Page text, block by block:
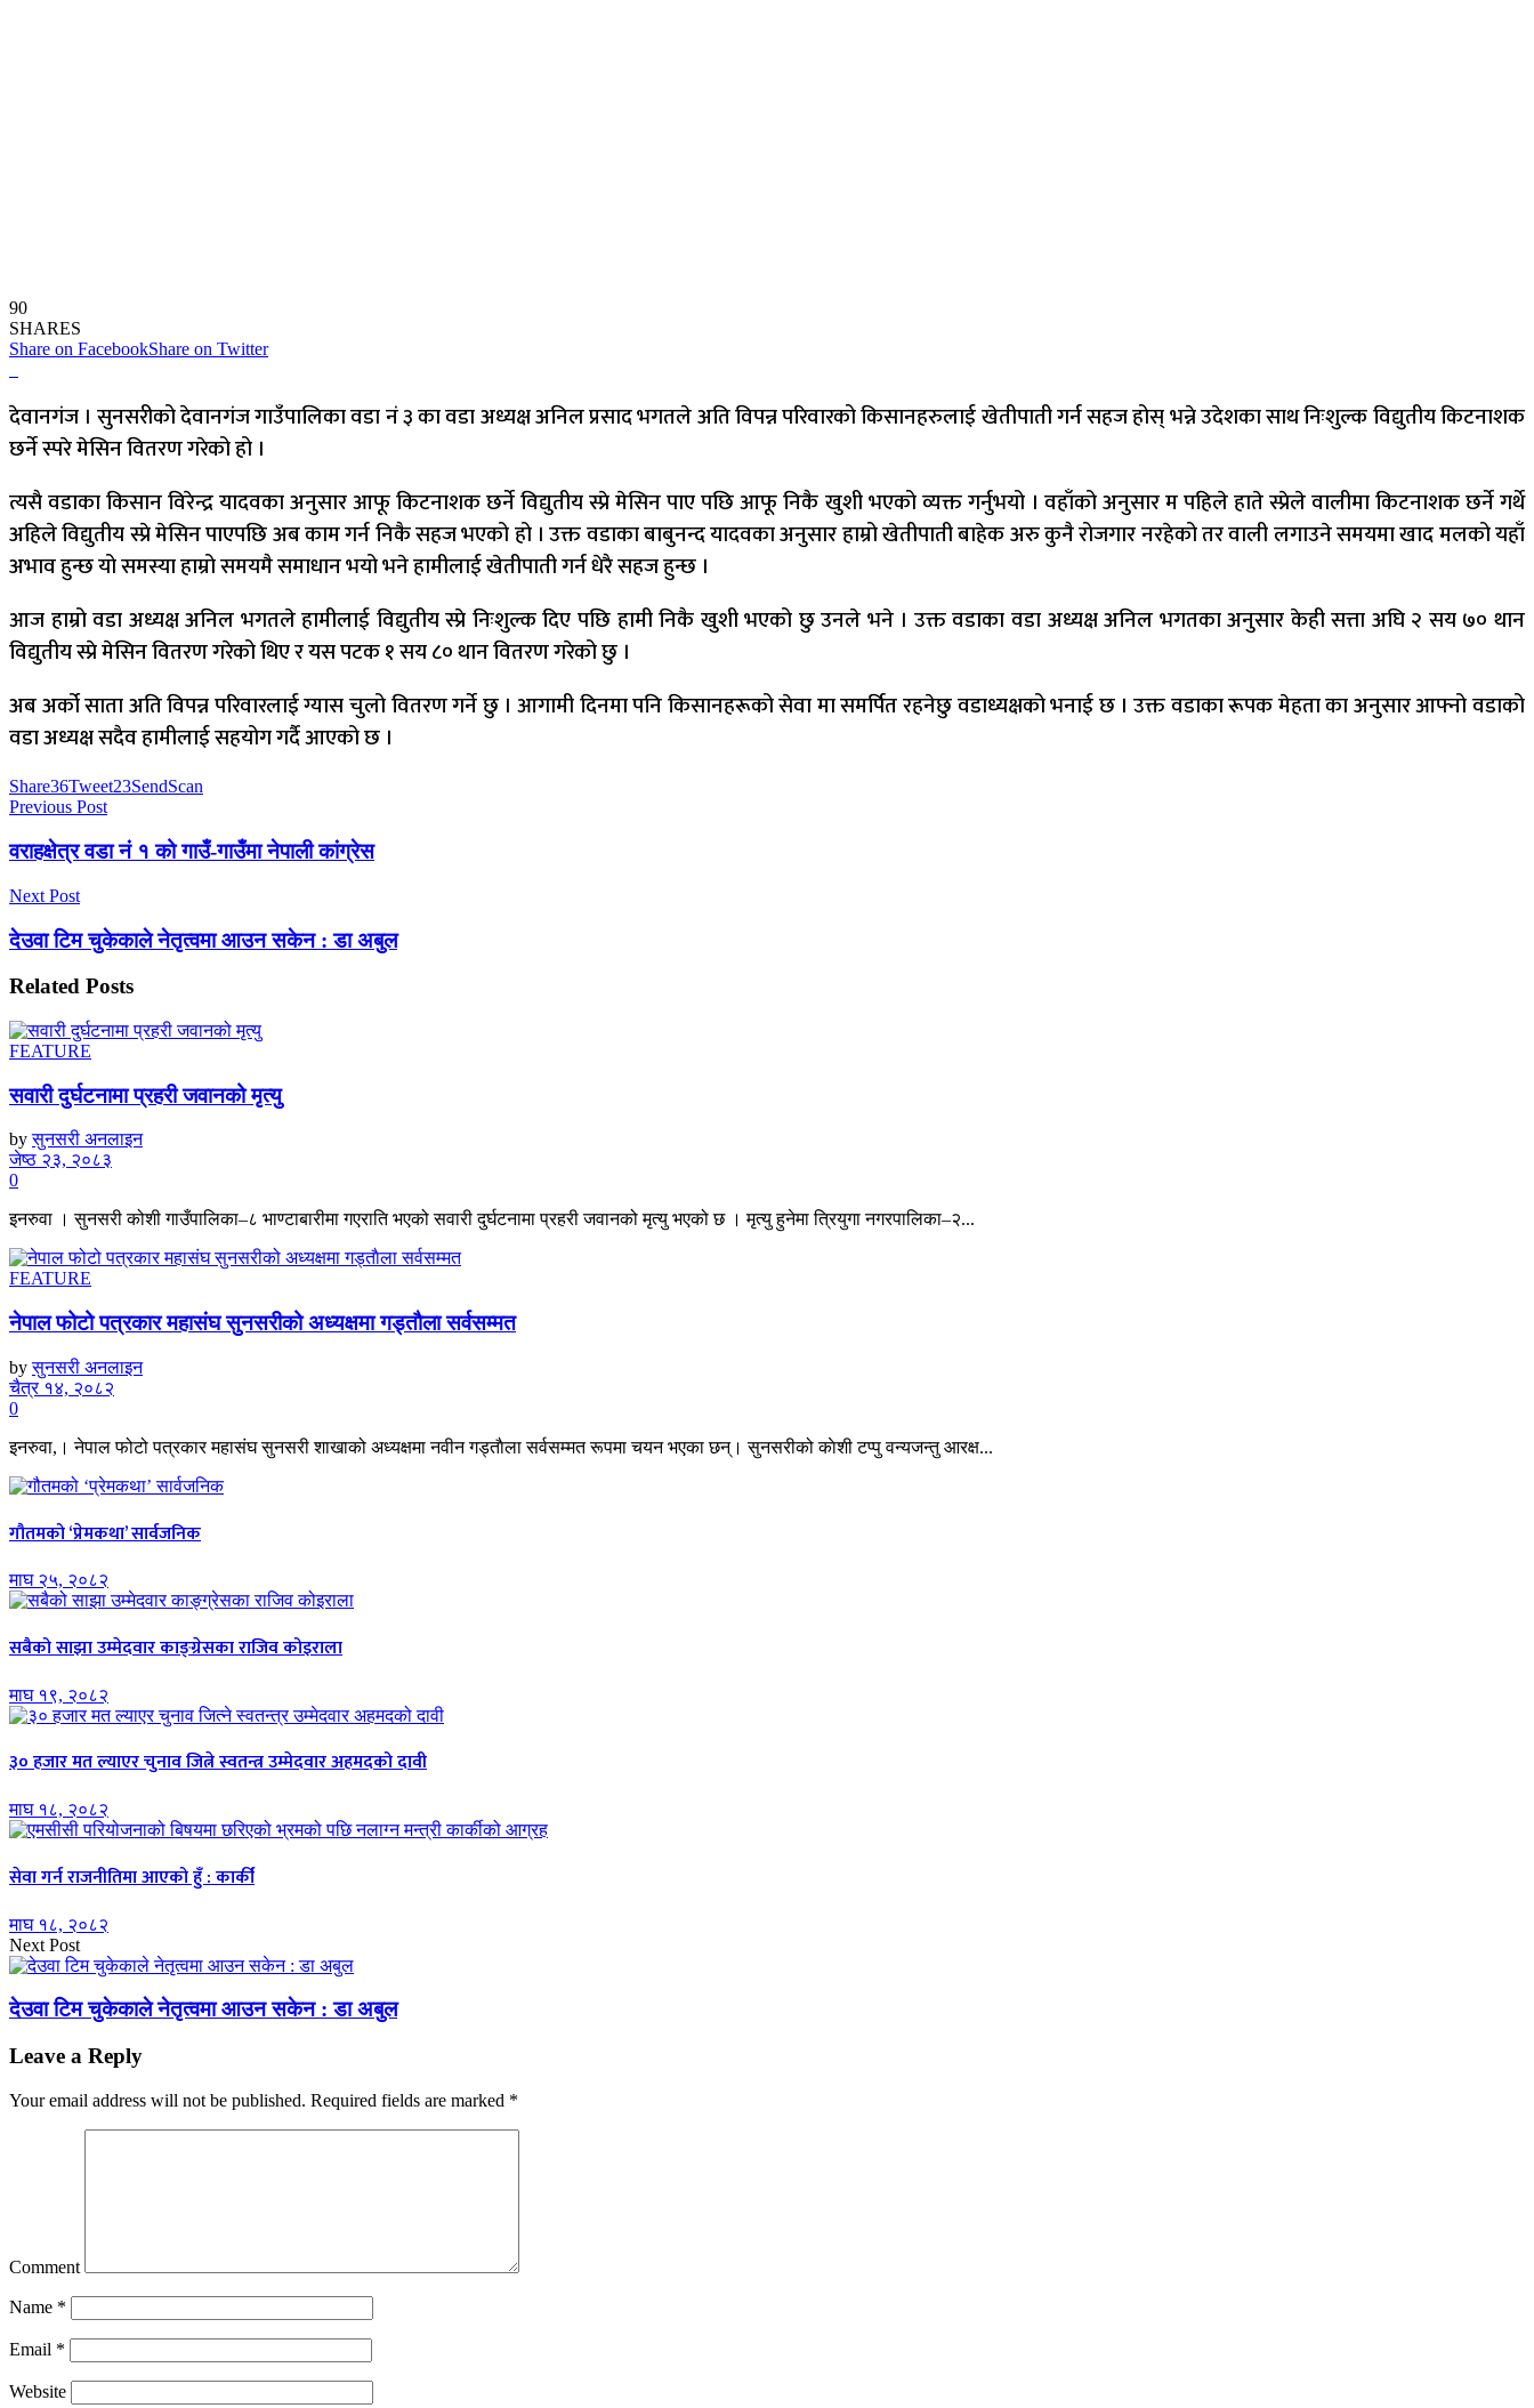
90
SHARES
Share on FacebookShare on Twitter
देवानगंज । सुनसरीको देवानगंज गाउँपालिका वडा नं ३ का वडा अध्यक्ष अनिल प्रसाद भगतले अति विपन्न परिवारको किसानहरुलाई खेतीपाती गर्न सहज होस् भन्ने उदेशका साथ निःशुल्क विद्युतीय किटनाशक
छर्ने स्परे मेसिन वितरण गरेको हो ।
त्यसै वडाका किसान विरेन्द्र यादवका अनुसार आफू किटनाशक छर्ने विद्युतीय स्प्रे मेसिन पाए पछि आफू निकै खुशी भएको व्यक्त गर्नुभयो । वहाँको अनुसार म पहिले हाते स्प्रेले वालीमा किटनाशक छर्ने गर्थे
अहिले विद्युतीय स्प्रे मेसिन पाएपछि अब काम गर्न निकै सहज भएको हो । उक्त वडाका बाबुनन्द यादवका अनुसार हाम्रो खेतीपाती बाहेक अरु कुनै रोजगार नरहेको तर वाली लगाउने समयमा खाद मलको यहाँ
अभाव हुन्छ यो समस्या हाम्रो समयमै समाधान भयो भने हामीलाई खेतीपाती गर्न धेरै सहज हुन्छ ।
आज हाम्रो वडा अध्यक्ष अनिल भगतले हामीलाई विद्युतीय स्प्रे निःशुल्क दिए पछि हामी निकै खुशी भएको छु उनले भने । उक्त वडाका वडा अध्यक्ष अनिल भगतका अनुसार केही सत्ता अघि २ सय ७० थान
विद्युतीय स्प्रे मेसिन वितरण गरेको थिए र यस पटक १ सय ८० थान वितरण गरेको छु ।
अब अर्को साता अति विपन्न परिवारलाई ग्यास चुलो वितरण गर्ने छु । आगामी दिनमा पनि किसानहरूको सेवा मा समर्पित रहनेछु वडाध्यक्षको भनाई छ । उक्त वडाका रूपक मेहता का अनुसार आफ्नो वडाको
वडा अध्यक्ष सदैव हामीलाई सहयोग गर्दै आएको छ ।
Share36Tweet23SendScan
Previous Post
वराहक्षेत्र वडा नं १ को गाउँ-गाउँमा नेपाली कांग्रेस
Next Post
देउवा टिम चुकेकाले नेतृत्वमा आउन सकेन : डा अबुल
Related Posts
FEATURE
सवारी दुर्घटनामा प्रहरी जवानको मृत्यु
by सुनसरी अनलाइन
जेष्ठ २३, २०८३
0
इनरुवा । सुनसरी कोशी गाउँपालिका–८ भाण्टाबारीमा गएराति भएको सवारी दुर्घटनामा प्रहरी जवानको मृत्यु भएको छ । मृत्यु हुनेमा त्रियुगा नगरपालिका–२...
FEATURE
नेपाल फोटो पत्रकार महासंघ सुनसरीको अध्यक्षमा गड्ताैला सर्वसम्मत
by सुनसरी अनलाइन
चैत्र १४, २०८२
0
इनरुवा,। नेपाल फोटो पत्रकार महासंघ सुनसरी शाखाको अध्यक्षमा नवीन गड्ताैला सर्वसम्मत रूपमा चयन भएका छन्। सुनसरीको काेशी टप्पु वन्यजन्तु आरक्ष...
गौतमको ‘प्रेमकथा’ सार्वजनिक
माघ २५, २०८२
सबैको साझा उम्मेदवार काङ्ग्रेसका राजिव कोइराला
माघ १९, २०८२
३० हजार मत ल्याएर चुनाव जित्ने स्वतन्त्र उम्मेदवार अहमदको दावी
माघ १८, २०८२
सेवा गर्न राजनीतिमा आएको हुँ : कार्की
माघ १८, २०८२
Next Post
देउवा टिम चुकेकाले नेतृत्वमा आउन सकेन : डा अबुल
Leave a Reply
Your email address will not be published. Required fields are marked *
Comment
Name *
Email *
Website